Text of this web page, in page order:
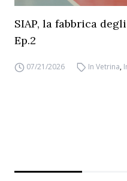
SIAP, la fabbrica
Ep.2
07/21/2026 In Vetrina,